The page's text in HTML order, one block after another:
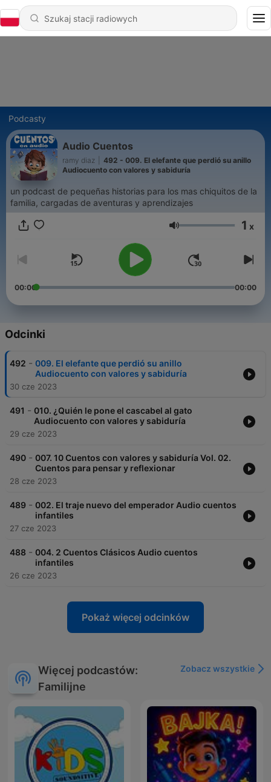
Podcasty
Audio Cuentos
ramy diaz
492 - 009. El elefante que perdió su anillo
Audiocuento con valores y sabiduría
un podcast de pequeñas historias para los mas chiquitos de la
familia, cargadas de aventuras y aprendizajes
Głośność 1 x
00:00 00:00
Odcinki
492 - 009. El elefante que perdió su anillo
Audiocuento con valores y sabiduría
30 cze 2023
491 - 010. ¿Quién le pone el cascabel al gato
Audiocuento con valores y sabiduría
29 cze 2023
490 - 007. 10 Cuentos con valores y sabiduría Vol. 02.
Cuentos para pensar y reflexionar
28 cze 2023
489 - 002. El traje nuevo del emperador Audio cuentos
infantiles
27 cze 2023
488 - 004. 2 Cuentos Clásicos Audio cuentos
infantiles
26 cze 2023
Pokaż więcej odcinków
Więcej podcastów:
Familijne
Zobacz wszystkie